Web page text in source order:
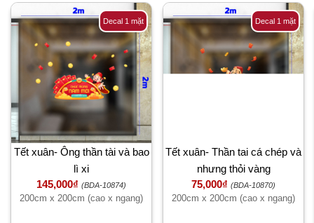
Decal 1 mặt
Tết xuân- Ông thần tài và bao
lì xi
145,000₫ (BDA-10874)
200cm x 200cm (cao x ngang)
Decal 1 mặt
Tết xuân- Thần tai cá chép và
nhưng thỏi vàng
75,000₫ (BDA-10870)
200cm x 200cm (cao x ngang)